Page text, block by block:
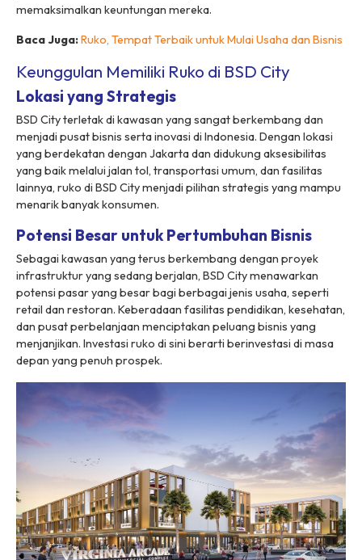
memaksimalkan keuntungan mereka.
Baca Juga:Ruko, Tempat Terbaik untuk Mulai Usaha dan Bisnis
Keunggulan Memiliki Ruko di BSD City
Lokasi yang Strategis
BSD City terletak di kawasan yang sangat berkembang dan
menjadi pusat bisnis serta inovasi di Indonesia. Dengan lokasi
yang berdekatan dengan Jakarta dan didukung aksesibilitas
yang baik melalui jalan tol, transportasi umum, dan fasilitas
lainnya, ruko di BSD City menjadi pilihan strategis yang mampu
menarik banyak konsumen.
Potensi Besar untuk Pertumbuhan Bisnis
Sebagai kawasan yang terus berkembang dengan proyek
infrastruktur yang sedang berjalan, BSD City menawarkan
potensi pasar yang besar bagi berbagai jenis usaha, seperti
retail dan restoran. Keberadaan fasilitas pendidikan, kesehatan,
dan pusat perbelanjaan menciptakan peluang bisnis yang
menjanjikan. Investasi ruko di sini berarti berinvestasi di masa
depan yang penuh prospek.